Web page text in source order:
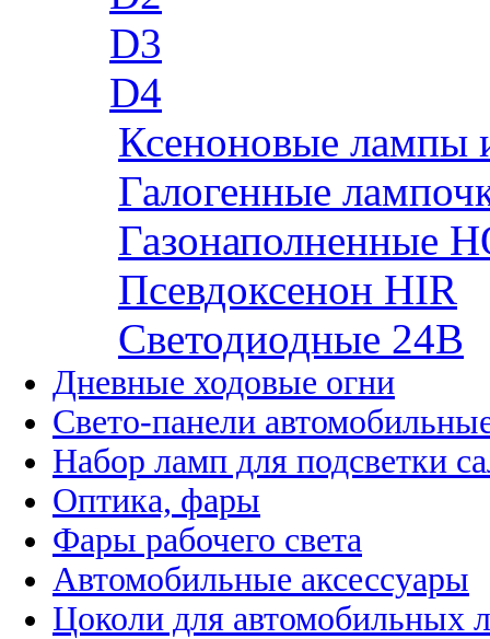
D3
D4
Ксеноновые лампы
Галогенные
Газонаполненные
Псевдоксенон HIR
Cветодиодные 24B
Дневные ходовые огни
Свето-панели
Набор ламп для подсветки
Оптика, фары
Фары рабочего света
Автомобильные аксессуары
Цоколи для автомобильных